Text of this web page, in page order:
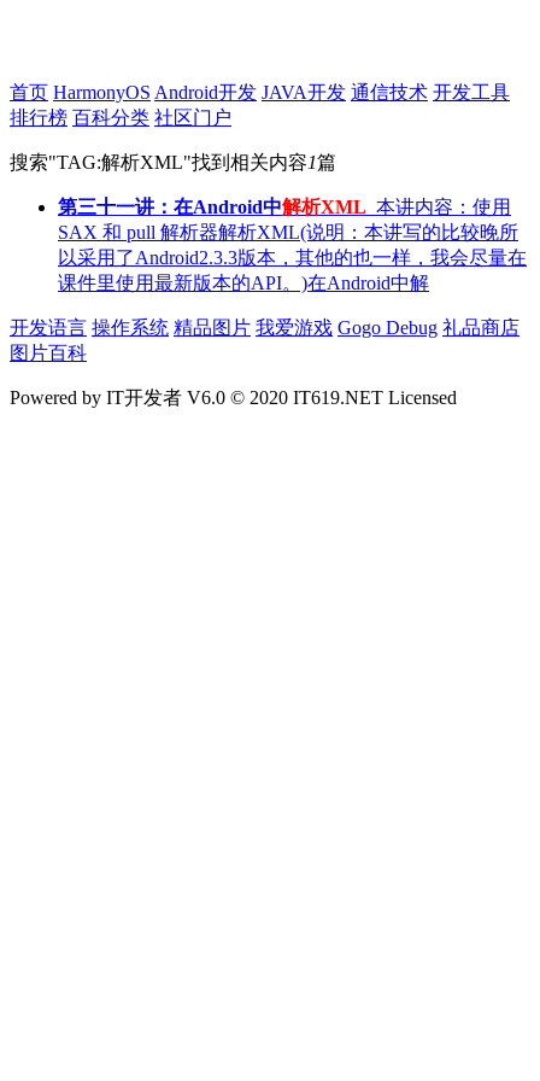
首页 HarmonyOS Android开发 JAVA开发 通信技术 开发工具
排行榜 百科分类 社区门户
搜索"TAG:解析XML"找到相关内容1篇
第三十一讲：在Android中解析XML 本讲内容：使用
SAX 和 pull 解析器解析XML(说明：本讲写的比较晚所
以采用了Android2.3.3版本，其他的也一样，我会尽量在
课件里使用最新版本的API。)在Android中解
开发语言 操作系统 精品图片 我爱游戏 Gogo Debug 礼品商店
图片百科
Powered by IT开发者 V6.0 © 2020 IT619.NET Licensed